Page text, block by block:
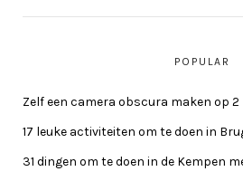
POPULAR
Zelf een camera obscura maken op 2
17 leuke activiteiten om te doen in
31 dingen om te doen in de Kempen